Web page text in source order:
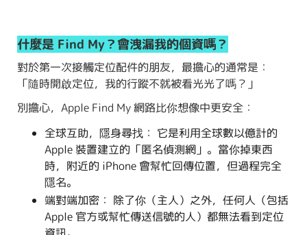
什麼是 Find My？會洩漏我的個資嗎？
對於第一次接觸定位配件的朋友，最擔心的通常是：
「隨時開啟定位，我的行蹤不就被看光光了嗎？」
別擔心，Apple Find My 網路比你想像中更安全：
全球互助，隱身尋找： 它是利用全球數以億計的
Apple 裝置建立的「匿名偵測網」。當你掉東西
時，附近的 iPhone 會幫忙回傳位置，但過程完全
隱名。
端對端加密： 除了你（主人）之外，任何人（包括
Apple 官方或幫忙傳送信號的人）都無法看到定位